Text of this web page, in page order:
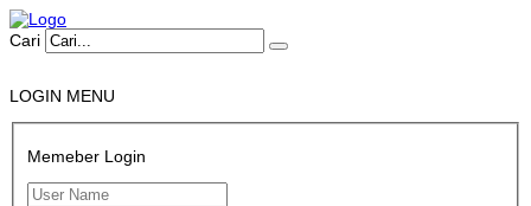
Cari
LOGIN MENU
Memeber Login